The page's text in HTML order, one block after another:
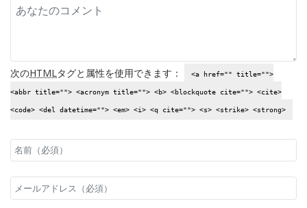
次のHTML タグと属性を使用できます： <a href="" title="">
<abbr title=""> <acronym title=""> <b> <blockquote cite=""> <cite>
<code> <del datetime=""> <em> <i> <q cite=""> <s> <strike> <strong>